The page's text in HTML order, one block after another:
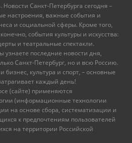
Новости Санкт-Петербурга сегодня –
настроения, важные события и
и социальной сферы. Кроме того,
события культуры и искусства:
и театральные спектакли.
узнаете последние новости дня,
Санкт-Петербург, но и всю Россию.
бизнес, культура и спорт, – основные
каждый день!
(сайте) применяются
(информационные технологии
на основе сбора, систематизации и
к предпочтениям пользователей
на территории Российской